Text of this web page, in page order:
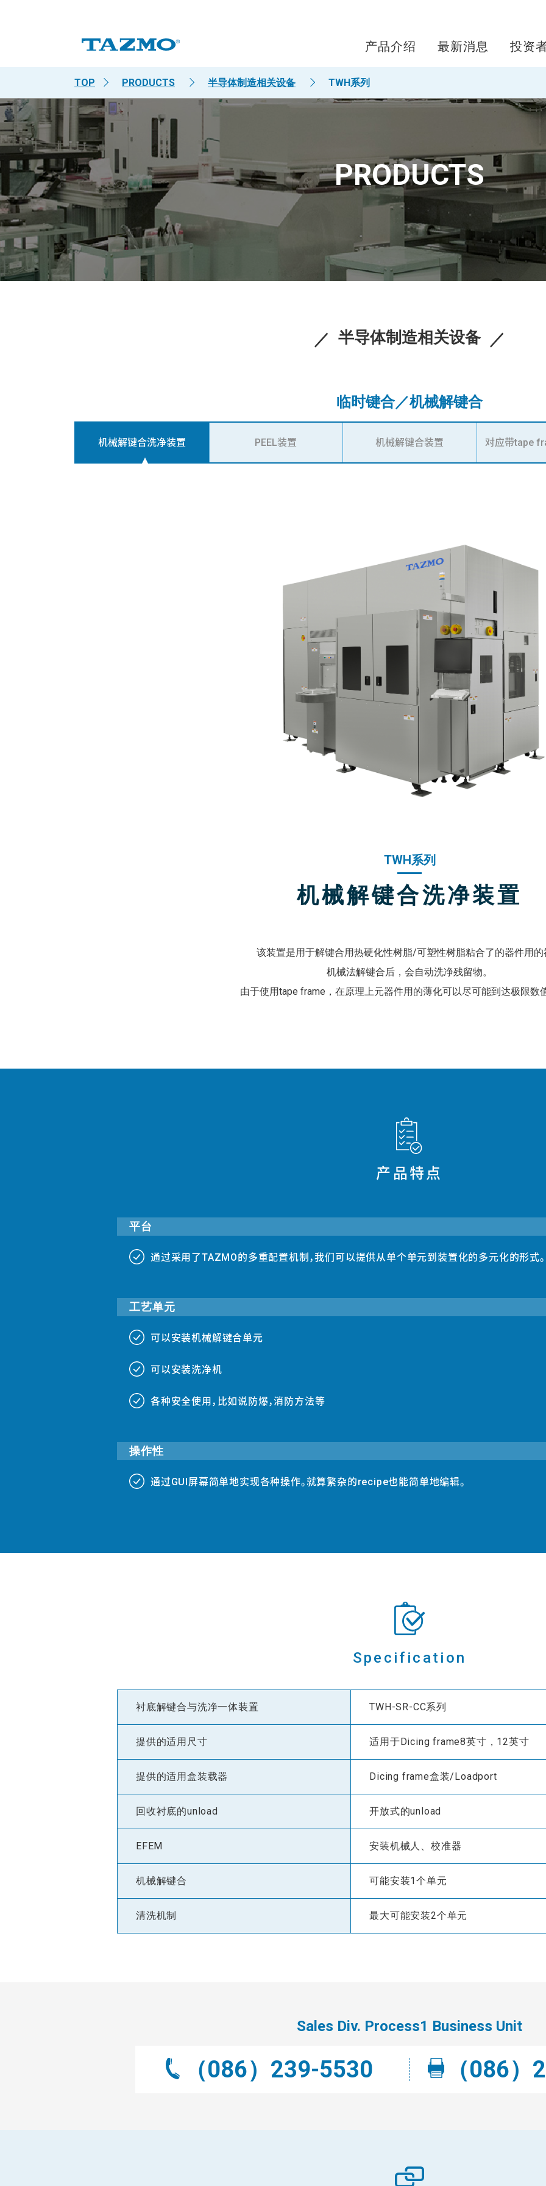
产品介绍
最新消息 投资
TOP PRODUCTS 半导体制造相关设备 TWH系列
PRODUCTS
半导体制造相关设备
临时键合／机械解键合
机械解键合洗净装置 PEEL装置 机械解键合装置 对应带tape
TWH系列
机械解键合洗净装置
该装置是用于解键合用热硬化性树脂/可塑性树脂粘合了的器件用的
机械法解键合后，会自动洗净残留物。
由于使用tape frame，在原理上元器件用的薄化可以尽可能到达极限数
产品特点
平台
###
通过采用了TAZMO的多重配置机制，我们可以提供从单个单元到装置化的多元化的形式。
工艺单元
###
可以安装机械解键合单元
###
可以安装洗净机
###
各种安全使用，比如说防爆，消防方法等
操作性
###
通过GUI屏幕简单地实现各种操作。就算繁杂的recipe也能简单地编辑。
Specification
衬底解键合与洗净一体装置 TWH-SR-CC系列
提供的适用尺寸 适用于Dicing frame8英寸，12英寸
提供的适用盒装载器 Dicing frame盒装/Loadport
回收衬底的unload 开放式的unload
EFEM 安装机械人、校准器
机械解键合 可能安装1个单元
清洗机制 最大可能安装2个单元
Sales Div. Process1 Business Unit
（086）239-5530 （086